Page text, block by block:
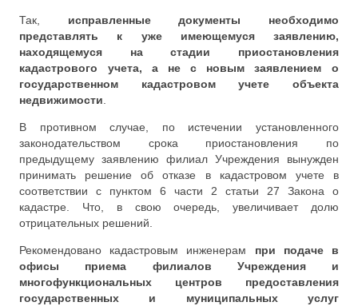
Так, исправленные документы необходимо
представлять к уже имеющемуся заявлению,
находящемуся на стадии приостановления
кадастрового учета, а не с новым заявлением о
государственном кадастровом учете объекта
недвижимости
В противном случае, по истечении установленного
законодательством срока приостановления по
предыдущему заявлению филиал Учреждения вынужден
принимать решение об отказе в кадастровом учете в
соответствии с пунктом 6 части 2 статьи 27 Закона о
кадастре. Что, в свою очередь, увеличивает долю
отрицательных решений.
Рекомендовано кадастровым инженерам при подаче в
офисы приема филиалов Учреждения и
многофункциональных центров предоставления
государственных и муниципальных услуг